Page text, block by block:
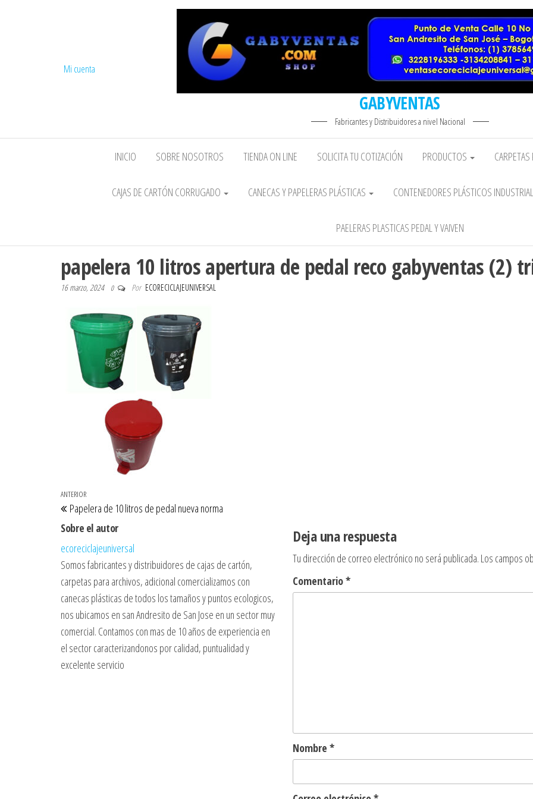
GABYVENTAS
Fabricantes y Distribuidores a nivel Nacional
Mi cuenta
INICIO SOBRE NOSOTROS TIENDA ON LINE SOLICITA TU COTIZACIÓN PRODUCTOS
CAJAS DE CARTÓN CORRUGADO CANECAS Y PAPELERAS PLÁSTICAS CONTENEDORES PLÁSTICOS
PAELERAS PLASTICAS PEDAL Y VAIVEN
papelera 10 litros apertura de pedal reco gabyventas (2)
16 marzo, 2024 0 Por ECORECICLAJEUNIVERSAL
Navegación de entradas
Entrada anterior
ANTERIOR
Papelera de 10 litros de pedal nueva norma
Sobre el autor
ecoreciclajeuniversal
Somos fabricantes y distribuidores de cajas de cartón,
carpetas para archivos, adicional comercializamos con
canecas plásticas de todos los tamaños y puntos ecologicos,
nos ubicamos en san Andresito de San Jose en un sector muy
comercial. Contamos con mas de 10 años de experiencia en
el sector caracterizandonos por calidad, puntualidad y
excelente servicio
Deja una respuesta
Tu dirección de correo electrónico no será publicada. Los campos
Comentario*
Nombre *